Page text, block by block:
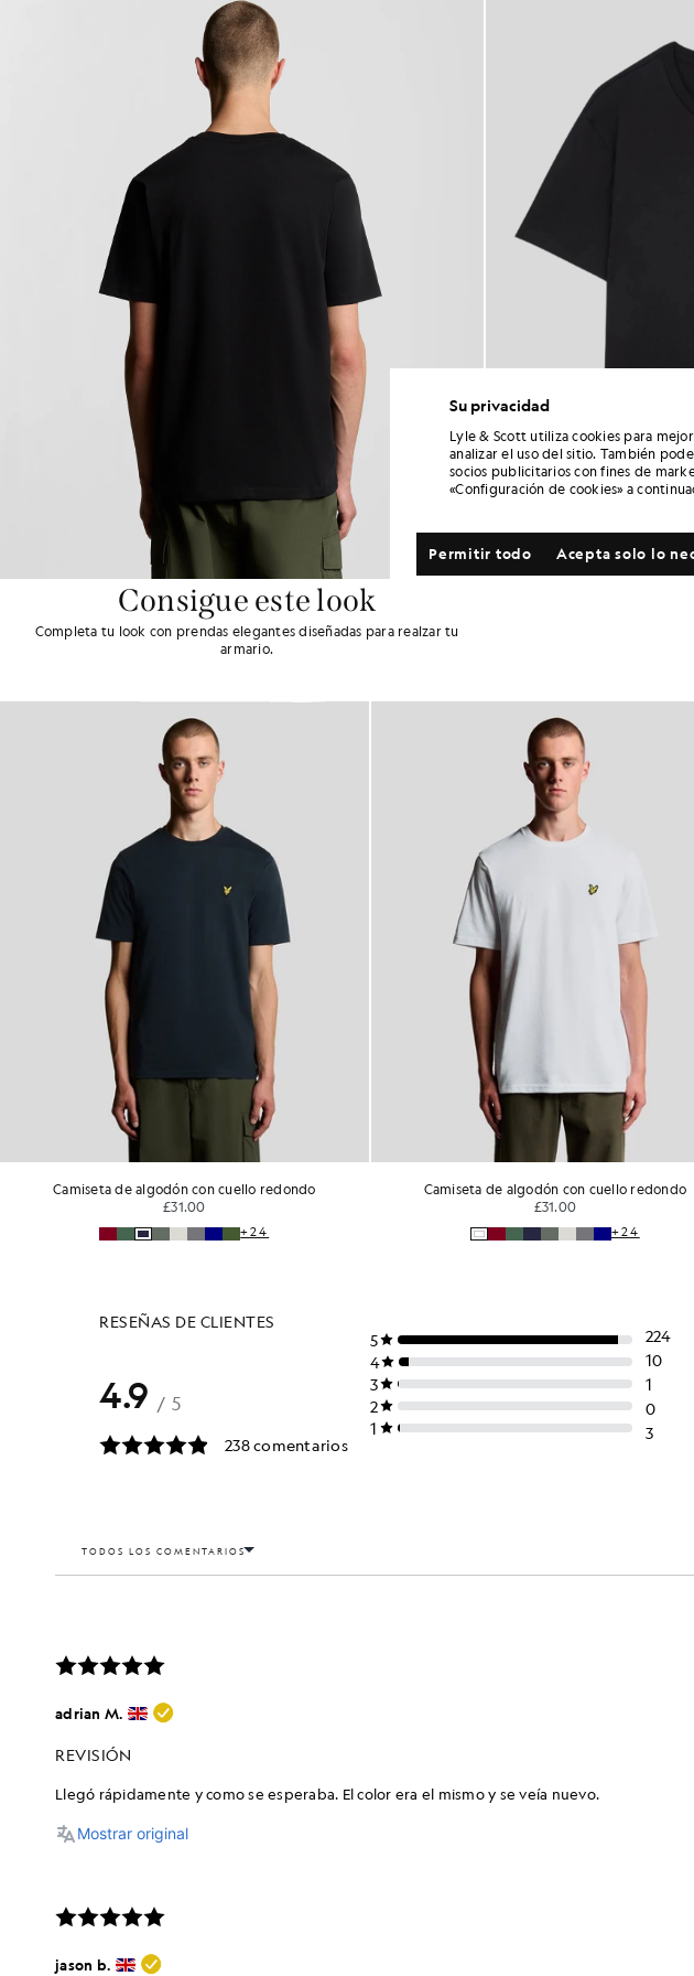
Consigue este look
Completa tu look con prendas elegantes diseñadas para realzar tu
armario.
Camiseta de algodón con cuello redondo
£31.00
+24
Camiseta de algodón con cuello redondo
£31.00
+24
Su privacidad
Lyle & Scott utiliza cookies para
analizar el uso del sitio. También
socios publicitarios con fines de
«Configuración de cookies» a
Acepta solo lo
Permitir todo